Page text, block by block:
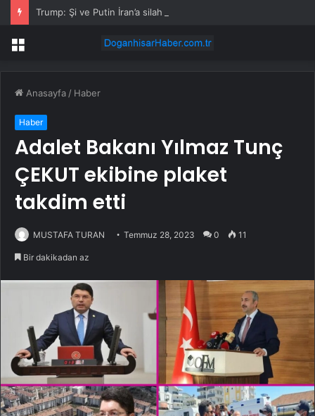
Trump: Şi ve Putin İran’a silah satmayacaklarını söyledi
Menü
Anasayfa / Haber
Haber
Adalet Bakanı Yılmaz Tunç
ÇEKUT ekibine plaket
takdim etti
MUSTAFA TURAN Temmuz 28, 2023 0 11
Bir dakikadan az